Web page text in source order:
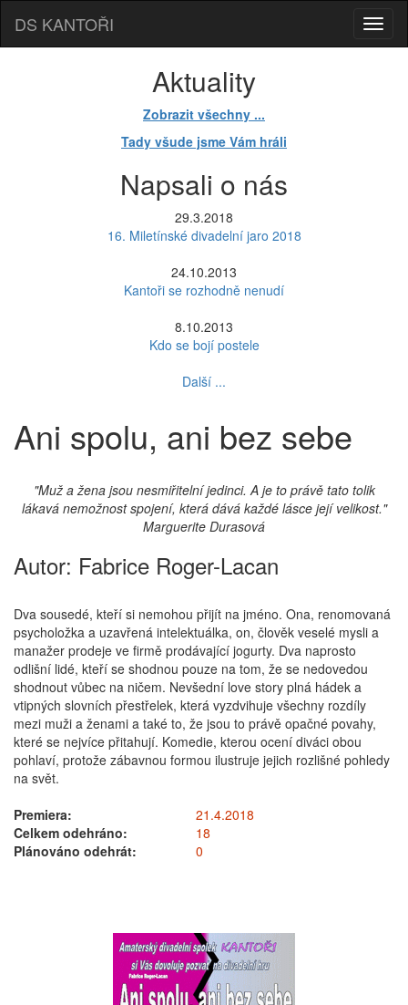
DS KANTOŘI
Aktuality
Zobrazit všechny ...
Tady všude jsme Vám hráli
Napsali o nás
29.3.2018
16. Miletínské divadelní jaro 2018
24.10.2013
Kantoři se rozhodně nenudí
8.10.2013
Kdo se bojí postele
Další ...
Ani spolu, ani bez sebe
"Muž a žena jsou nesmiřitelní jedinci. A je to právě tato tolik
lákavá nemožnost spojení, která dává každé lásce její velikost."
Marguerite Durasová
Autor: Fabrice Roger-Lacan
Dva sousedé, kteří si nemohou přijít na jméno. Ona, renomovaná
psycholožka a uzavřená intelektuálka, on, člověk veselé mysli a
manažer prodeje ve firmě prodávající jogurty. Dva naprosto
odlišní lidé, kteří se shodnou pouze na tom, že se nedovedou
shodnout vůbec na ničem. Nevšední love story plná hádek a
vtipných slovních přestřelek, která vyzdvihuje všechny rozdíly
mezi muži a ženami a také to, že jsou to právě opačné povahy,
které se nejvíce přitahují. Komedie, kterou ocení diváci obou
pohlaví, protože zábavnou formou ilustruje jejich rozlišné pohledy
na svět.
Premiera:
21.4.2018
Celkem odehráno:
18
Plánováno odehrát:
0